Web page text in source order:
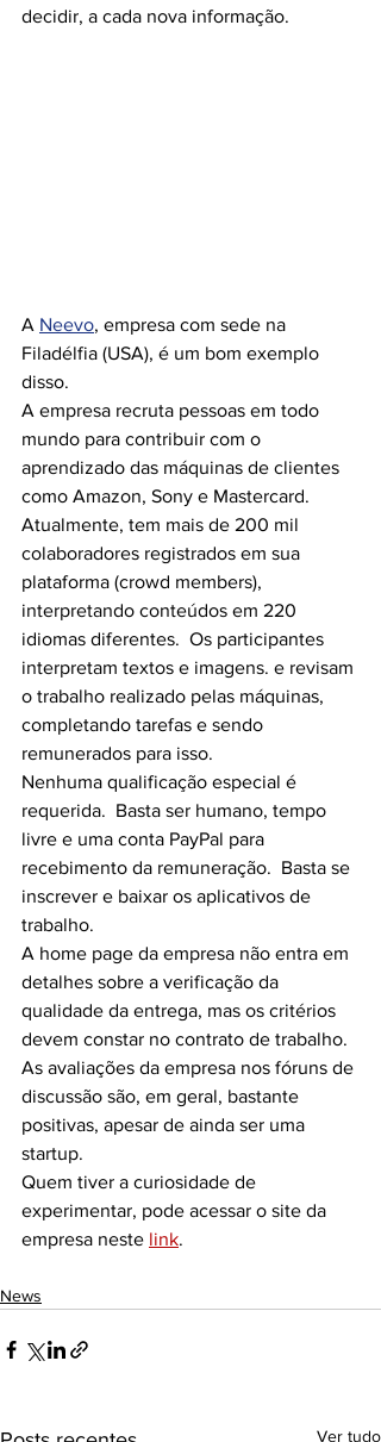
decidir, a cada nova informação.
A Neevo, empresa com sede na
Filadélfia (USA), é um bom exemplo
disso.
A empresa recruta pessoas em todo
mundo para contribuir com o
aprendizado das máquinas de clientes
como Amazon, Sony e Mastercard.
Atualmente, tem mais de 200 mil
colaboradores registrados em sua
plataforma (crowd members),
interpretando conteúdos em 220
idiomas diferentes.  Os participantes
interpretam textos e imagens. e revisam
o trabalho realizado pelas máquinas,
completando tarefas e sendo
remunerados para isso.
Nenhuma qualificação especial é
requerida.  Basta ser humano, tempo
livre e uma conta PayPal para
recebimento da remuneração.  Basta se
inscrever e baixar os aplicativos de
trabalho.
A home page da empresa não entra em
detalhes sobre a verificação da
qualidade da entrega, mas os critérios
devem constar no contrato de trabalho.
As avaliações da empresa nos fóruns de
discussão são, em geral, bastante
positivas, apesar de ainda ser uma
startup.
Quem tiver a curiosidade de
experimentar, pode acessar o site da
empresa neste link.
News
Ver tudo